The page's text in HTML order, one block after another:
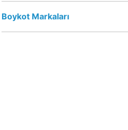
Boykot Markaları